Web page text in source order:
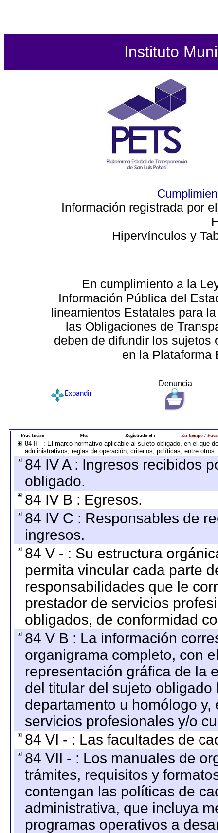
Instituto
Información registrada por
Hipervínculos y
En cumplimiento a la
Información Pública del
lineamientos Estatales para
las Obligaciones de
deben de difundir los sujetos
en la Plataforma
Denuncia
Expandir
Frac-Inciso Mes Registrado el : En tiempo /
84 II - : El marco normativo aplicable al sujeto obligado, en el que
administrativos, reglas de operación, criterios, políticas, entre otros
84 IV A : Ingresos recibidos
obligado.
84 IV B : Egresos.
84 IV C : Responsables de
ingresos.
84 V - : Su estructura
permita vincular cada parte
responsabilidades que le
prestador de servicios
obligados, de conformidad
84 V B : La información
organigrama completo, con
representación gráfica de la
del titular del sujeto
departamento u homólogo
servicios profesionales y/o
84 VI - : Las facultades de
84 VII - : Los manuales de
trámites, requisitos y
contengan las políticas de
administrativa, que incluya
programas operativos a